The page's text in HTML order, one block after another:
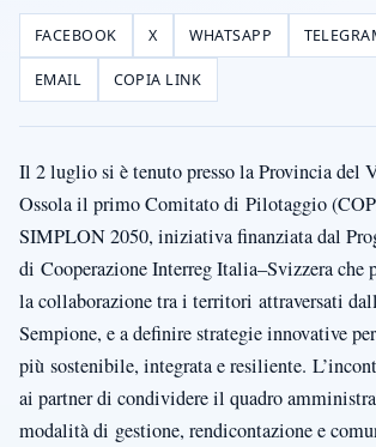
FACEBOOK X WHATSAPP
EMAIL COPIA LINK
Il 2 luglio si è tenuto presso la Provincia del
Ossola il primo Comitato di Pilotaggio
SIMPLON 2050, iniziativa finanziata dal
di Cooperazione Interreg Italia–Svizzera che
la collaborazione tra i territori attraversati
Sempione, e a definire strategie innovative
più sostenibile, integrata e resiliente.
ai partner di condividere il quadro
modalità di gestione, rendicontazione e